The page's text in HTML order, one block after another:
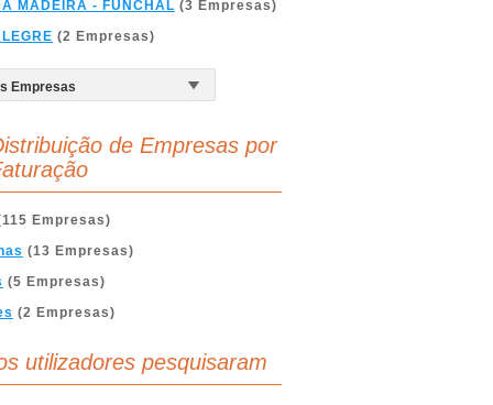
MADEIRA - FUNCHAL (3 Empresas)
(2 Empresas)
de Empresas por
Empresas)
(13 Empresas)
(5 Empresas)
(2 Empresas)
utilizadores pesquisaram